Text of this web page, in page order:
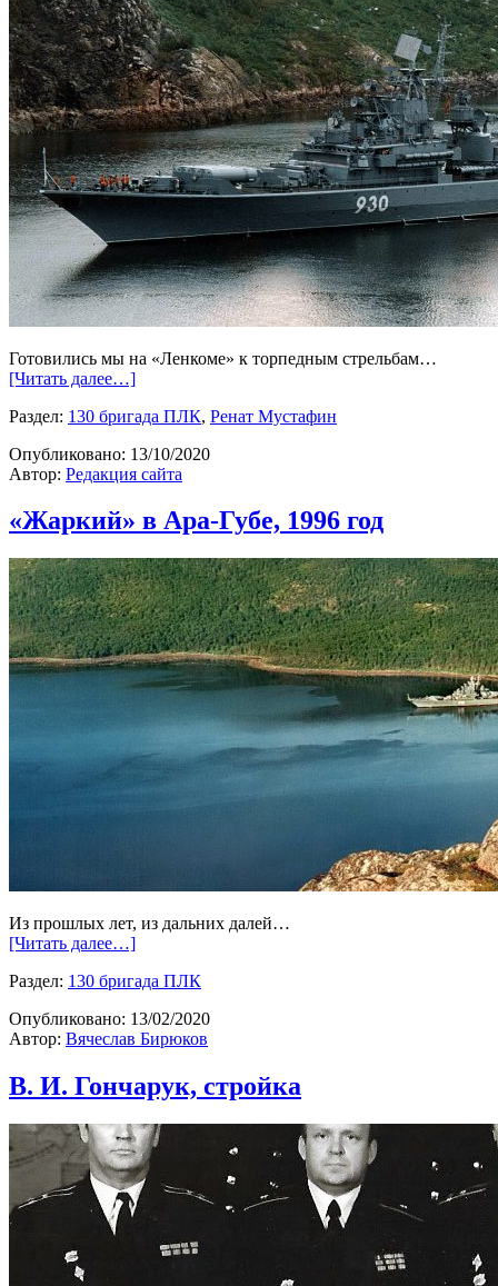
Готовились мы на «Ленкоме» к торпедным стрельбам…
[Читать далее…]
Раздел: 130 бригада ПЛК, Ренат Мустафин
Опубликовано: 13/10/2020
Автор: Редакция сайта
«Жаркий» в Ара-Губе, 1996 год
Из прошлых лет, из дальних далей…
[Читать далее…]
Раздел: 130 бригада ПЛК
Опубликовано: 13/02/2020
Автор: Вячеслав Бирюков
В. И. Гончарук, стройка